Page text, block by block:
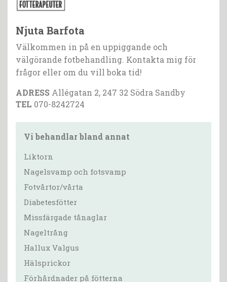
Njuta Barfota
Välkommen in på en uppiggande och
välgörande fotbehandling. Kontakta mig för
frågor eller om du vill boka tid!
ADRESS Allégatan 2, 247 32 Södra Sandby
TEL 070-8242724
Vi behandlar bland annat
Liktorn
Nagelsvamp och fotsvamp
Fotvårtor/vårta
Diabetesfötter
Missfärgade tånaglar
Nageltrång
Hallux Valgus
Hälsprickor
Förhårdnader på fötterna